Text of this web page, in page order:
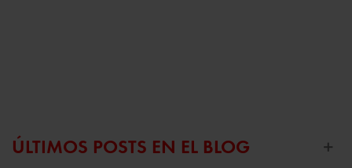
ÚLTIMOS POSTS EN EL BLOG